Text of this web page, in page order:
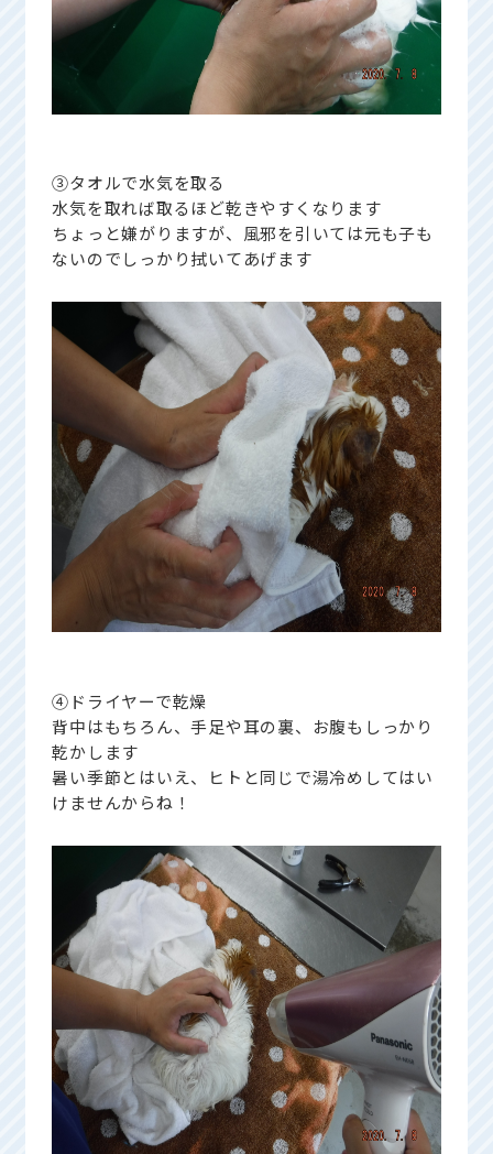
③タオルで水気を取る
水気を取れば取るほど乾きやすくなります
ちょっと嫌がりますが、風邪を引いては元も子も
ないのでしっかり拭いてあげます
④ドライヤーで乾燥
背中はもちろん、手足や耳の裏、お腹もしっかり
乾かします
暑い季節とはいえ、ヒトと同じで湯冷めしてはい
けませんからね！